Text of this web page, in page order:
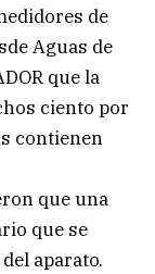
de
Aguas de
que la
ciento por
contienen
que una
que se
aparato.